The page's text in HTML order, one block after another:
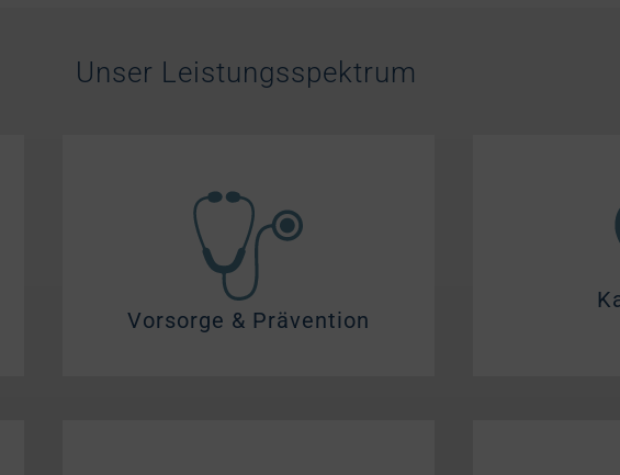
Unser Leistungsspektrum
Vorsorge & Prävention